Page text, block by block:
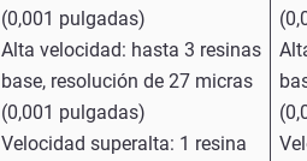
(0,001 pulgadas)
Alta velocidad: hasta 3 resinas
base, resolución de 27 micras
(0,001 pulgadas)
Velocidad superalta: 1 resina